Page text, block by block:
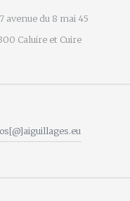
avenue du 8 mai 45
Caluire et Cuire